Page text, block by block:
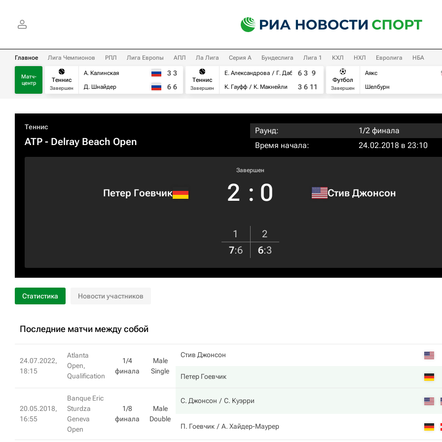
Главное Лига Чемпионов РПЛ Лига Европы АПЛ Ла Лига Серия А Бундеслига Лига 1 КХЛ НХЛ Евролига НБА
Матч-
центр
Теннис
Завершен
А. Калинская
Д. Шнайдер
3 3
6 6
Теннис
Завершен
Е. Александрова
Г. Дабровски
К. Гауфф
К. Макнейли
6 3 9
3 6 11
Футбол
Завершен
Аякс
Шелбурн
Теннис
ATP - Delray Beach Open
Раунд:
1/2 финала
Время начала:
24.02.2018 в 23:10
Петер Гоевчик
Завершен
2 : 0 Стив Джонсон
1
2
7:6 6:3
Статистика Новости участников
Последние матчи между собой
24.07.2022,
18:15
Atlanta
Open,
Qualification
1/4
финала
Male
Single
Стив Джонсон
Петер Гоевчик
20.05.2018,
16:55
Banque Eric
Sturdza
Geneva
Open
1/8
финала
Male
Double
С. Джонсон С. Куэрри
П. Гоевчик А. Хайдер-Маурер